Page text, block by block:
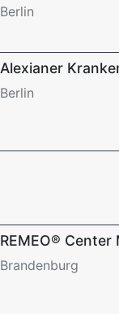
Berlin
Alexianer
Berlin
REMEO® Center
Brandenburg